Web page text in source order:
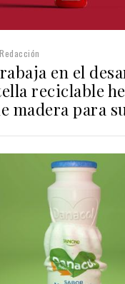
Redacción
en el
reciclable
madera para